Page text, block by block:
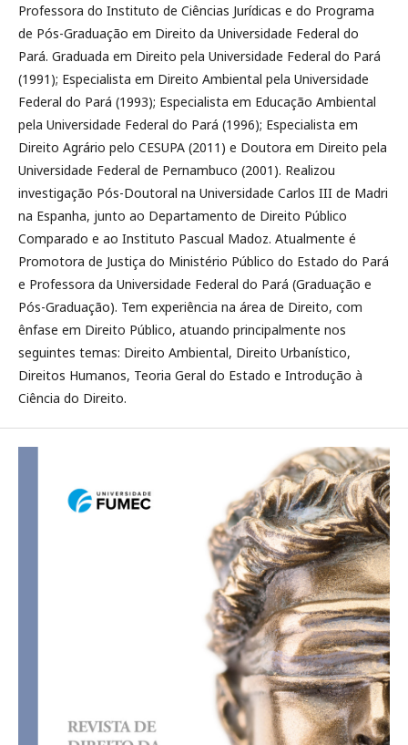
Professora do Instituto de Ciências Jurídicas e do Programa
de Pós-Graduação em Direito da Universidade Federal do
Pará. Graduada em Direito pela Universidade Federal do Pará
(1991); Especialista em Direito Ambiental pela Universidade
Federal do Pará (1993); Especialista em Educação Ambiental
pela Universidade Federal do Pará (1996); Especialista em
Direito Agrário pelo CESUPA (2011) e Doutora em Direito pela
Universidade Federal de Pernambuco (2001). Realizou
investigação Pós-Doutoral na Universidade Carlos III de Madri
na Espanha, junto ao Departamento de Direito Público
Comparado e ao Instituto Pascual Madoz. Atualmente é
Promotora de Justiça do Ministério Público do Estado do Pará
e Professora da Universidade Federal do Pará (Graduação e
Pós-Graduação). Tem experiência na área de Direito, com
ênfase em Direito Público, atuando principalmente nos
seguintes temas: Direito Ambiental, Direito Urbanístico,
Direitos Humanos, Teoria Geral do Estado e Introdução à
Ciência do Direito.